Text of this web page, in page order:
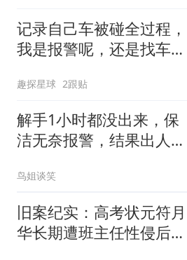
记录自己车被碰全过程，
我是报警呢，还是找车主
趣探星球 2跟贴
解手1小时都没出来，保
洁无奈报警，结果出人意
鸟姐谈笑
旧案纪实：高考状元符月
华长期遭班主任性侵后抑